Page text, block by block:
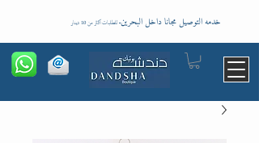
خدمه التوصيل مجانا داخل البحرين- للطلبات اكثر من 10 دينار